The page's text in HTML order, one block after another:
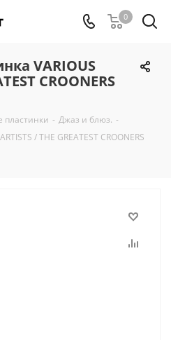
0
VARIOUS
CROONERS
пластинки - Джаз и блюз. -
/ THE GREATEST CROONERS